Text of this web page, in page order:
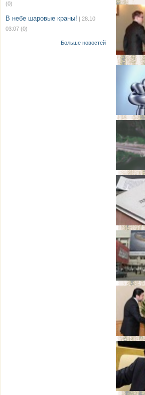
(0)
В небе шаровые краны! | 28.10
03:07 (0)
Больше новостей